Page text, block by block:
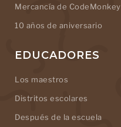
Mercancía de CodeMonkey
10 años de aniversario
EDUCADORES
Los maestros
Distritos escolares
Después de la escuela